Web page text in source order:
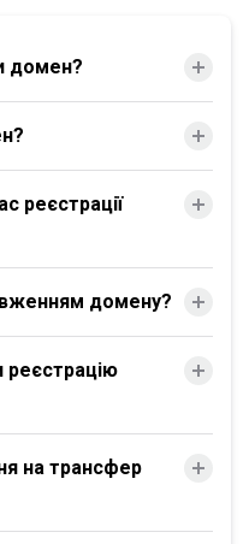
домен?
реєстрації
домену?
реєстрацію
на трансфер